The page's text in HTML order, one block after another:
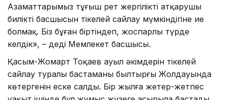
Азаматтарымыз тұңғыш рет жергілікті атқарушы
биліктің басшысын тікелей сайлау мүмкіндігіне ие
болмақ. Біз бұған біртіндеп, жоспарлы түрде
келдік», – деді Мемлекет басшысы.
Қасым-Жомарт Тоқаев ауыл әкімдерін тікелей
сайлау туралы бастаманы былтырғы Жолдауында
көтергенін еске салды. Бір жылға жетер-жетпес